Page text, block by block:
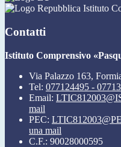
Istituto
Contatti
Istituto Comprensivo
Via Palazzo 163,
Tel: 077124495 -
Email:
mail
PEC:
una mail
C.F.: 90028000595